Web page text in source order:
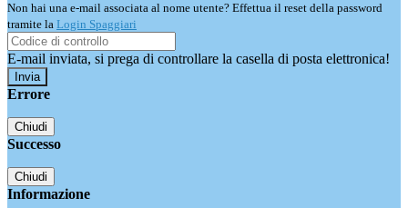
Non hai una e-mail associata al nome utente? Effettua il reset della password
tramite la Login Spaggiari
E-mail inviata, si prega di controllare la casella di posta elettronica!
Errore
Chiudi
Successo
Chiudi
Informazione